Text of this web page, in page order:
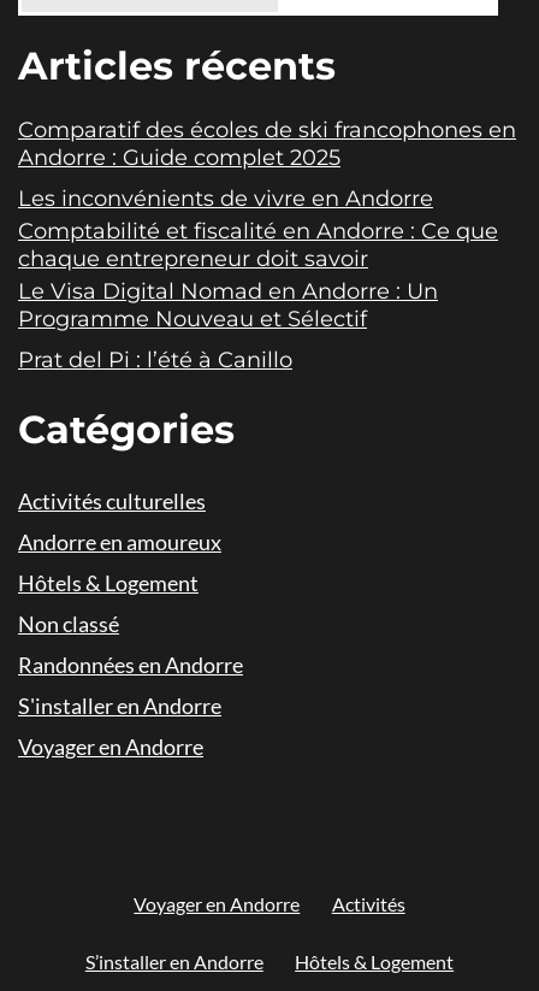
Articles récents
Comparatif des écoles de ski francophones en
Andorre : Guide complet 2025
Les inconvénients de vivre en Andorre
Comptabilité et fiscalité en Andorre : Ce que
chaque entrepreneur doit savoir
Le Visa Digital Nomad en Andorre : Un
Programme Nouveau et Sélectif
Prat del Pi : l’été à Canillo
Catégories
Activités culturelles
Andorre en amoureux
Hôtels & Logement
Non classé
Randonnées en Andorre
S'installer en Andorre
Voyager en Andorre
Voyager en Andorre Activités
S’installer en Andorre Hôtels & Logement